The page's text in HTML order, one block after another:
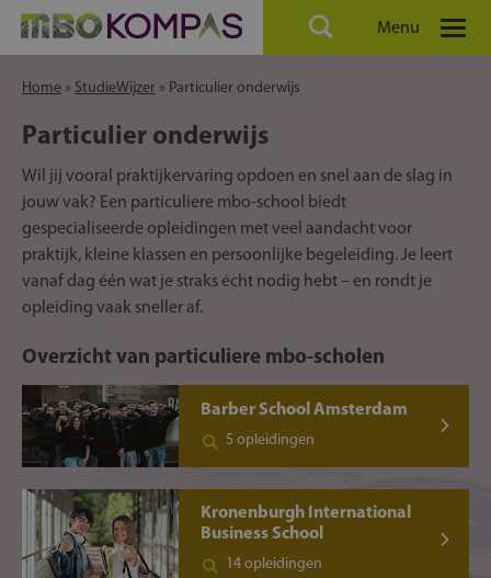
Menu
Home » StudieWijzer » Particulier onderwijs
Particulier onderwijs
Wil jij vooral praktijkervaring opdoen en snel aan de slag in
jouw vak? Een particuliere mbo-school biedt
gespecialiseerde opleidingen met veel aandacht voor
praktijk, kleine klassen en persoonlijke begeleiding. Je leert
vanaf dag één wat je straks écht nodig hebt – en rondt je
opleiding vaak sneller af.
Overzicht van particuliere mbo-scholen
Barber School Amsterdam
5 opleidingen
Kronenburgh International
Business School
14 opleidingen